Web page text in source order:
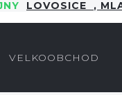
LOVOSICE ,
VELKOOBCHOD